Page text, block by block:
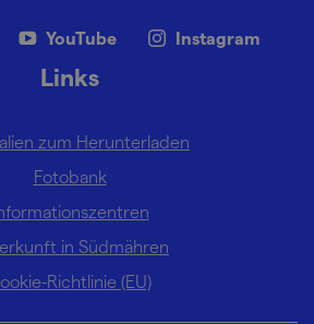
YouTube Instagram
Links
zum Herunterladen
Fotobank
in Südmähren
Richtlinie (EU)